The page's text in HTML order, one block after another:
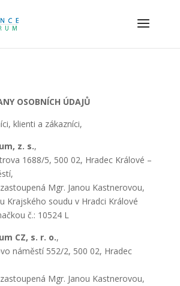
OSOBNÍCH ÚDAJŮ
klienti a zákazníci,
z. s.,
1688/5, 500 02, Hradec Králové –
Mgr. Janou Kastnerovou,
Krajského soudu v Hradci Králové
č.: 10524 L
CZ, s. r. o.,
náměstí 552/2, 500 02, Hradec
Mgr. Janou Kastnerovou,